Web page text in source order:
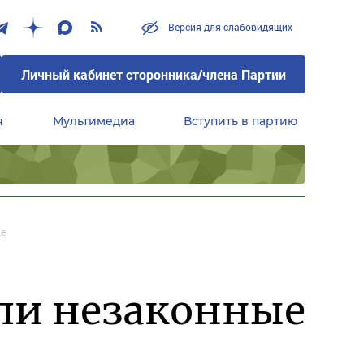
Версия для слабовидящих
Личный кабинет сторонника/члена Партии
Мультимедиа Вступить в партию
незаконные